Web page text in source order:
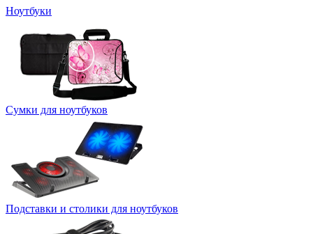
Ноутбуки
Сумки для ноутбуков
Подставки и столики для ноутбуков